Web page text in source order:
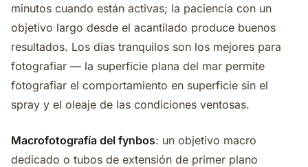
minutos cuando están activas; la paciencia con un
objetivo largo desde el acantilado produce buenos
resultados. Los días tranquilos son los mejores para
fotografiar — la superficie plana del mar permite
fotografiar el comportamiento en superficie sin el
spray y el oleaje de las condiciones ventosas.
Macrofotografía del fynbos: un objetivo macro
dedicado o tubos de extensión de primer plano